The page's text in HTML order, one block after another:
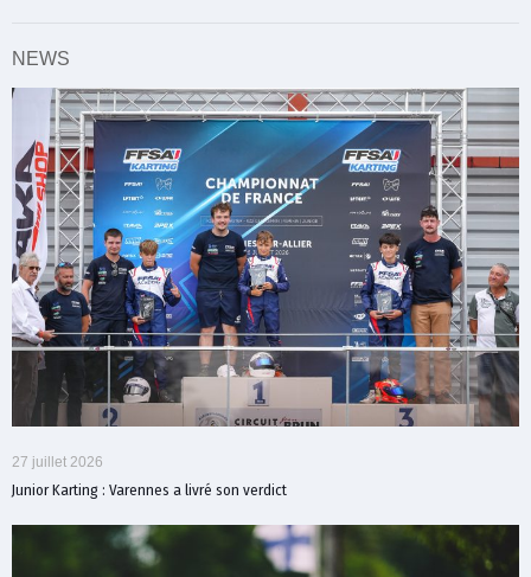
NEWS
27 juillet 2026
Junior Karting : Varennes a livré son verdict